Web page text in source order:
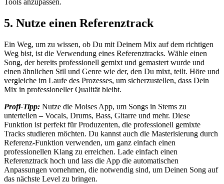
Tools anzupassen.
5. Nutze einen Referenztrack
Ein Weg, um zu wissen, ob Du mit Deinem Mix auf dem richtigen
Weg bist, ist die Verwendung eines Referenztracks. Wähle einen
Song, der bereits professionell gemixt und gemastert wurde und
einen ähnlichen Stil und Genre wie der, den Du mixt, teilt. Höre und
vergleiche im Laufe des Prozesses, um sicherzustellen, dass Dein
Mix in professioneller Qualität bleibt.
Profi-Tipp: Nutze die Moises App, um Songs in Stems zu
unterteilen – Vocals, Drums, Bass, Gitarre und mehr. Diese
Funktion ist perfekt für Produzenten, die professionell gemixte
Tracks studieren möchten. Du kannst auch die Masterisierung durch
Referenz-Funktion verwenden, um ganz einfach einen
professionellen Klang zu erreichen. Lade einfach einen
Referenztrack hoch und lass die App die automatischen
Anpassungen vornehmen, die notwendig sind, um Deinen Song auf
das nächste Level zu bringen.